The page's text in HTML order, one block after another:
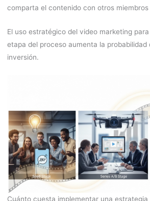
comparta el contenido con otros miembros
El uso estratégico del video marketing
etapa del proceso aumenta la probabilidad
inversión.
Cuánto cuesta implementar una